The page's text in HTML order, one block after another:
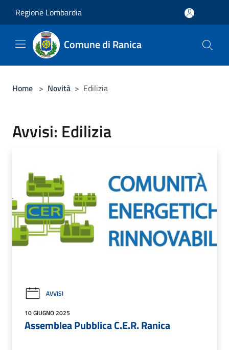
Regione Lombardia
Comune di Ranica
Home > Novità > Edilizia
Avvisi: Edilizia
AVVISI
10 GIUGNO 2025
Assemblea Pubblica C.E.R. Ranica